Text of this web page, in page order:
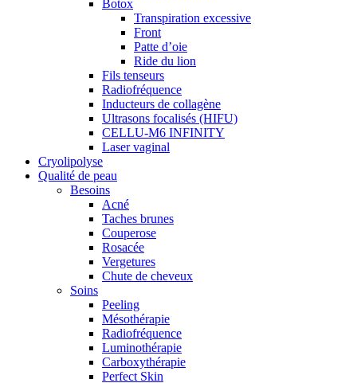
Botox
Transpiration excessive
Front
Patte d’oie
Ride du lion
Fils tenseurs
Radiofréquence
Inducteurs de collagène
Ultrasons focalisés (HIFU)
CELLU-M6 INFINITY
Laser vaginal
Cryolipolyse
Qualité de peau
Besoins
Acné
Taches brunes
Couperose
Rosacée
Vergetures
Chute de cheveux
Soins
Peeling
Mésothérapie
Radiofréquence
Luminothérapie
Carboxythérapie
Perfect Skin